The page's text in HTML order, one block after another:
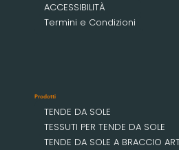
Prodotti
TENDE DA SOLE
TESSUTI PER TENDE DA SOLE
TENDE DA SOLE A BRACCIO
ACCESSIBILITÀ
Termini e Condizioni